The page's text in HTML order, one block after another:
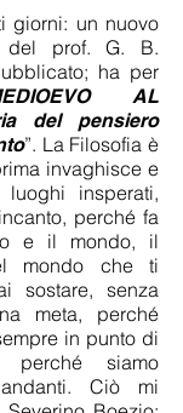
giorni: un nuovo
del prof. G. B.
ha per
AL
del pensiero
”. La Filosofia è
invaghisce e
insperati,
perché fa
e il mondo, il
mondo che ti
sostare, senza
meta, perché
in punto di
perché siamo
Ciò mi